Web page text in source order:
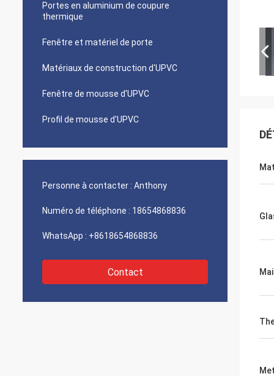
Portes en aluminium de coupure
thermique
Fenêtre et matériel de porte
Matériaux de construction d'UPVC
Fenêtre de mousse d'UPVC
Profil de mousse d'UPVC
Personne à contacter : Anthony
Numéro de téléphone : 18654868836
WhatsApp : +8618654868836
Contact